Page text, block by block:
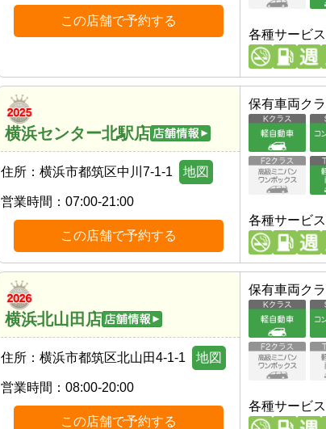
この店舗で予約する
各種サービス
横浜センター北駅店
住所： 横浜市都筑区中川7-1-1 地図
営業時間： 07:00-21:00
この店舗で予約する
保有車両ク
各種サービス
横浜北山田店
住所： 横浜市都筑区北山田4-1-1 地図
営業時間： 08:00-20:00
この店舗で予約する
保有車両ク
各種サービス